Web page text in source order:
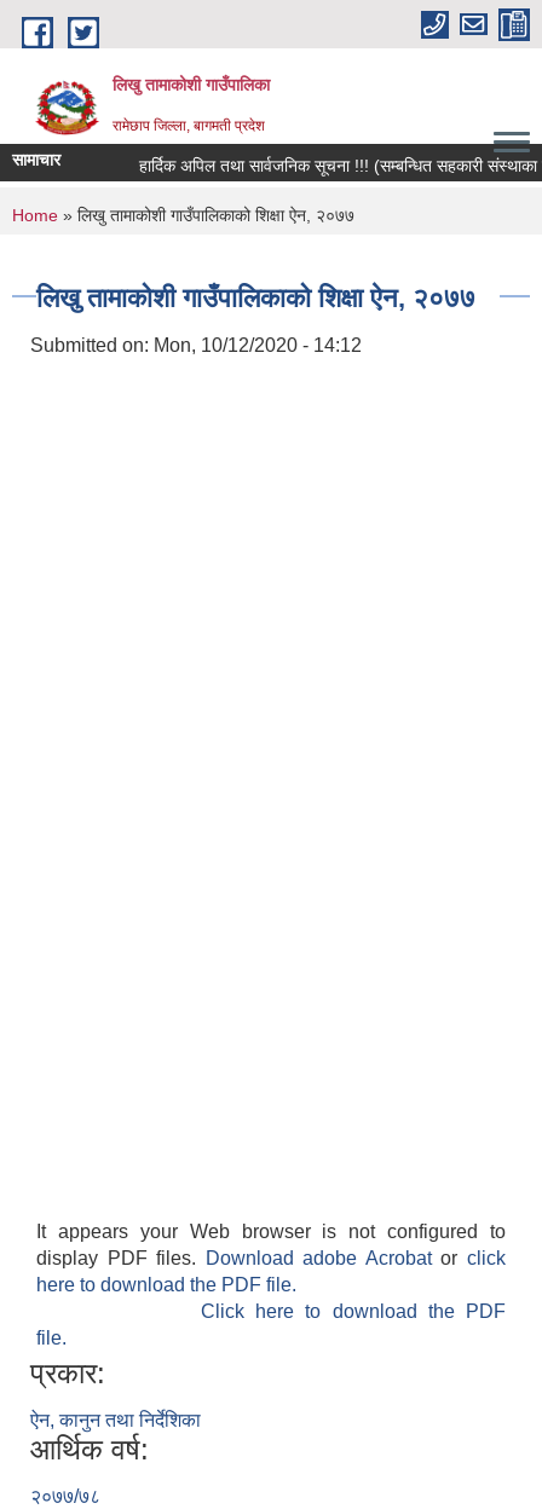
Skip to main content
लिखु तामाकोशी गाउँपालिका
रामेछाप जिल्ला, बागमती प्रदेश
सामाचार हार्दिक अपिल तथा सार्वजनिक सूचना !!! (सम्बन्धित सहकारी संस्थाका
You are here
Home » लिखु तामाकोशी गाउँपालिकाको शिक्षा ऐन, २०७७
लिखु तामाकोशी गाउँपालिकाको शिक्षा ऐन, २०७७
Submitted on: Mon, 10/12/2020 - 14:12
It appears your Web browser is not configured to
display PDF files.
Download adobe Acrobatorclick
here to download the PDF file.
Click here to download the PDF
file.
प्रकार:
ऐन, कानुन तथा निर्देशिका
आर्थिक वर्ष:
२०७७/७८